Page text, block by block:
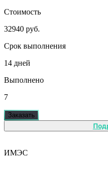
Стоимость
32940 руб.
Срок выполнения
14 дней
Выполнено
7
Заказать
ИМЭС